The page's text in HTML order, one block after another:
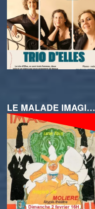
LE MALADE IMAGINAIRE À L’ATYPIK ET AU FESTIVAL D’AVIGNON OFF 2025